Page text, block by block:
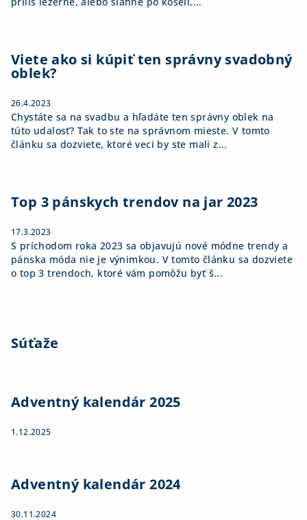
Viete ako si kúpiť ten správny svadobný
oblek?
26.4.2023
Chystáte sa na svadbu a hľadáte ten správny oblek na
túto udalosť? Tak to ste na správnom mieste. V tomto
článku sa dozviete, ktoré veci by ste mali z...
Top 3 pánskych trendov na jar 2023
17.3.2023
S príchodom roka 2023 sa objavujú nové módne trendy a
pánska móda nie je výnimkou. V tomto článku sa dozviete
o top 3 trendoch, ktoré vám pomôžu byť š...
Súťaže
Adventný kalendár 2025
1.12.2025
Adventný kalendár 2024
30.11.2024